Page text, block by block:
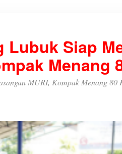
Lubuk Siap
Menang
MURI, Kompak Menang 80